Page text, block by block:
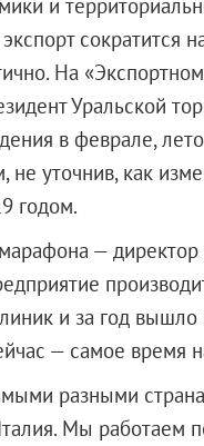
сократится
На
Уральской
в феврале,
не уточнив, как
годом.
—
и за год
— самое время
разными
Мы работаем